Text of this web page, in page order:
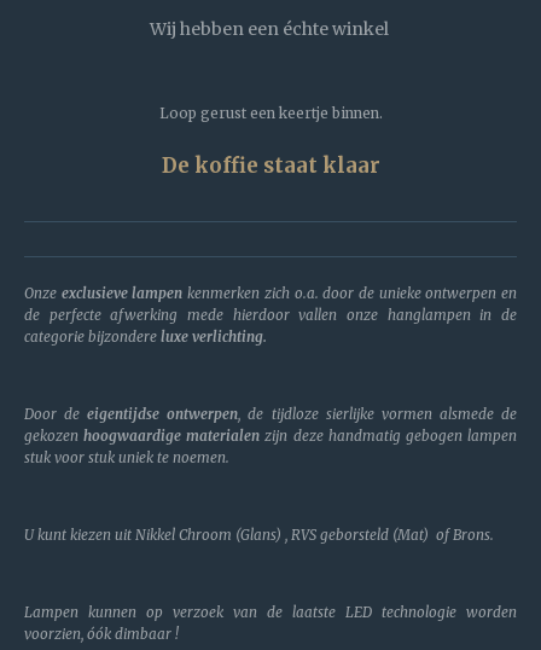
Wij hebben een échte winkel
Loop gerust een keertje binnen.
De koffie staat klaar
Onze exclusieve lampen kenmerken zich o.a. door de unieke ontwerpen en
de perfecte afwerking mede hierdoor vallen onze hanglampen in de
categorie bijzondere luxe verlichting.
Door deeigentijdse ontwerpen, de tijdloze sierlijke vormen alsmede de
gekozenhoogwaardige materialen zijn deze handmatig gebogen lampen
stuk voor stuk uniek te noemen.
U kunt kiezen uit Nikkel Chroom (Glans) , RVS geborsteld (Mat) of Brons.
Lampen kunnen op verzoek van de laatste LED technologie worden
voorzien, óók dimbaar !